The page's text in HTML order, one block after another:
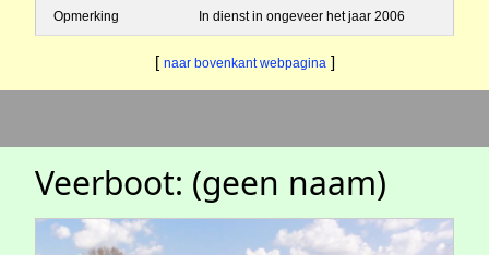
Opmerking In dienst in ongeveer het jaar 2006
[ naar bovenkant webpagina ]
Veerboot: (geen naam)